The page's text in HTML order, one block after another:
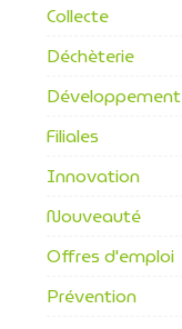
Collecte
Déchèterie
Développement
Filiales
Innovation
Nouveauté
Offres d'emploi
Prévention